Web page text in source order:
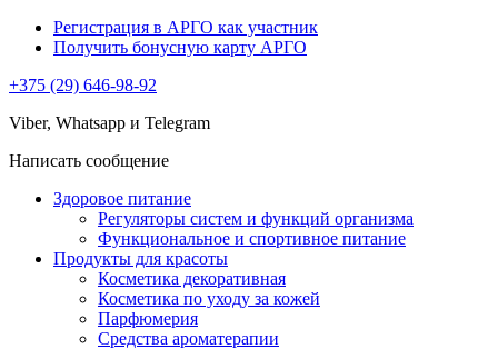
Регистрация в АРГО как участник
Получить бонусную карту АРГО
+375 (29) 646-98-92
Viber, Whatsapp и Telegram
Написать сообщение
Здоровое питание
Регуляторы систем и функций организма
Функциональное и спортивное питание
Продукты для красоты
Косметика декоративная
Косметика по уходу за кожей
Парфюмерия
Средства ароматерапии